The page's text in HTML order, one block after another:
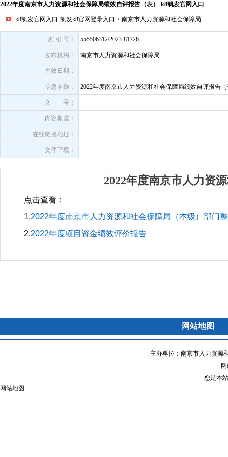
2022年度南京市人力资源和社会保障局绩效自评报告（表）-k8凯发官网入口
k8凯发官网入口-凯发k8官网登录入口 > 南京市人力资源和社会保障局
索 引 号： 555506312/2023-81726
发布机构： 南京市人力资源和社会保障局
生效日期：
信息名称： 2022年度南京市人力资源和社会保障局绩效自评报告
文 号：
内容概览：
在线链接地址：
文件下载：
2022年度南京市人力资
点击查看：
1.2022年度南京市人力资源和社会保障局（本级）部门
2.2022年度项目资金绩效评价报告
网站地图
主办单位：南京市人力资源
您是本
网站地图